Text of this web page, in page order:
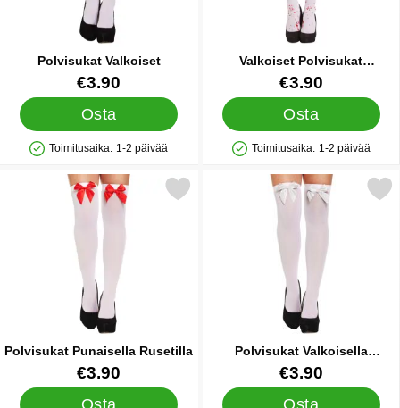
Polvisukat Valkoiset
Tuote.nro 38641
€3.90
Osta
Saatavuus: Varastossa
Toimitusaika: 1-2 päivää
Valkoiset Polvisukat
Veritahroilla
Tuote.nro 38653
€3.90
Osta
Saatavuus: Varastossa
Toimitusaika: 1-2 päivää
Polvisukat Punaisella Rusetilla
Tuote.nro 38637
€3.90
Osta
Merkitse polvisukat Punaisella Rusetilla suosikiksi
Polvisukat Valkoisella
Rusetilla
Tuote.nro 38638
€3.90
Osta
Merkitse polvisukat